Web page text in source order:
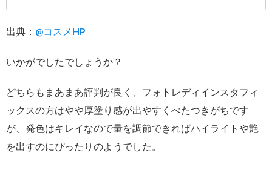
出典： @コスメHP
いかがでしたでしょうか？
どちらもまあまあ評判が良く、フォトレディインスタフィ
ックスの方はやや厚塗り感が出やすくべたつきがちです
が、発色はキレイなので量を調節できればハイライトや艶
を出すのにぴったりのようでした。